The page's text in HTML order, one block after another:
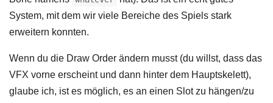
System, mit dem wir viele Bereiche des Spiels stark
erweitern konnten.
Wenn du die Draw Order ändern musst (du willst, dass das
VFX vorne erscheint und dann hinter dem Hauptskelett),
glaube ich, ist es möglich, es an einen Slot zu hängen/zu